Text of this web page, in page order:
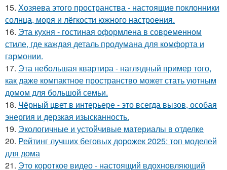
15. Хозяева этого пространства - настоящие поклонники
солнца, моря и лёгкости южного настроения.
16. Эта кухня - гостиная оформлена в современном
стиле, где каждая деталь продумана для комфорта и
гармонии.
17. Эта небольшая квартира - наглядный пример того,
как даже компактное пространство может стать уютным
домом для большой семьи.
18. Чёрный цвет в интерьере - это всегда вызов, особая
энергия и дерзкая изысканность.
19. Экологичные и устойчивые материалы в отделке
20. Рейтинг лучших беговых дорожек 2025: топ моделей
для дома
21. Это короткое видео - настоящий вдохновляющий